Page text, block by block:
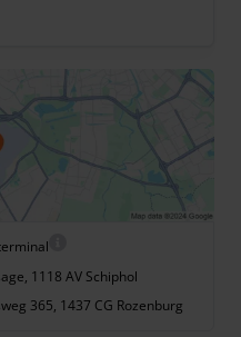
1118 AV Schiphol
365, 1437 CG Rozenburg